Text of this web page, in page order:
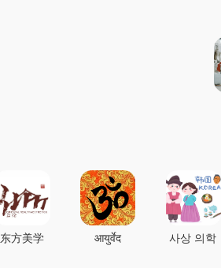
东方美学 आयुर्वेद 사상 의학